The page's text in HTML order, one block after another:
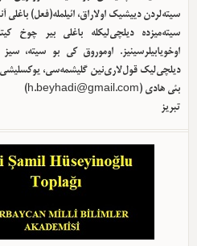
سیته‌لردن دییشیک اولا‌راق، ائیلمله(فعل) باغلی
سیته‌میزده دیلچی‌لیکله باغلی بیر چوخ
اوخویابیلرسینیز. اوموروق کی بو سیته، سیز
دیلچی‌لیک قول‌لاری‌نین گلیشمه‌سی، یوکسلیشی
بئی هادی (h.beyhadi@gmail.com
)
تبریز